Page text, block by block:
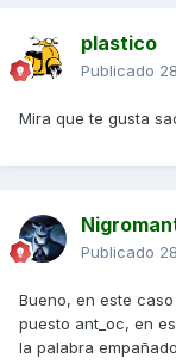
plastico
Publicado
Mira que te gusta
Publicado
Bueno, en este
puesto ant_oc, en
la palabra